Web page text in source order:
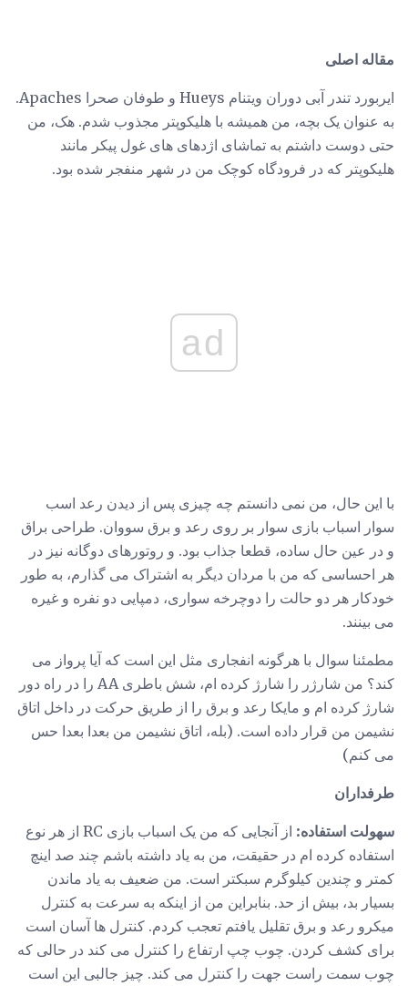
مقاله اصلی
ایربورد تندر آبی دوران ویتنام Hueys و طوفان صحرا Apaches.
به عنوان یک بچه، من همیشه با هلیکوپتر مجذوب شدم. هک، من
حتی دوست داشتم به تماشای اژدهای های غول پیکر مانند
هلیکوپتر که در فرودگاه کوچک من در شهر منفجر شده بود.
ad
با این حال، من نمی دانستم چه چیزی پس از دیدن رعد اسب
سوار اسباب بازی سوار بر روی رعد و برق سووان. طراحی براق
و در عین حال ساده، قطعا جذاب بود. و روتورهای دوگانه نیز در
هر احساسی که من با مردان دیگر به اشتراک می گذارم، به طور
خودکار هر دو حالت را دوچرخه سواری، دمپایی دو نفره و غیره
می بینند.
مطمئنا سوال با هرگونه انفجاری مثل این است که آیا پرواز می
کند؟ من شارژر را شارژ کرده ام، شش باطری AA را در راه دور
شارژ کرده ام و مایکا رعد و برق را از طریق حرکت در داخل اتاق
نشیمن من قرار داده است. (بله، اتاق نشیمن من بعدا بعدا حس
می کنم)
طرفداران
سهولت استفاده:
از آنجایی که من یک اسباب بازی RC از هر نوع
استفاده کرده ام در حقیقت، من به یاد داشته باشم چند صد اینچ
کمتر و چندین کیلوگرم سبکتر است. من ضعیف به یاد ماندن
بسیار بد، بیش از حد. بنابراین من از اینکه به سرعت به کنترل
میکرو رعد و برق تقلیل یافتم تعجب کردم. کنترل ها آسان است
برای کشف کردن. چوب چپ ارتفاع را کنترل می کند در حالی که
چوب سمت راست جهت را کنترل می کند. چیز جالبی این است